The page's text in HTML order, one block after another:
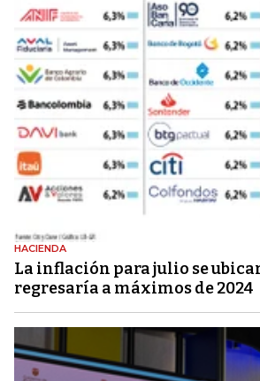
HACIENDA
La inflación para julio se
regresaría a máximos de 2024